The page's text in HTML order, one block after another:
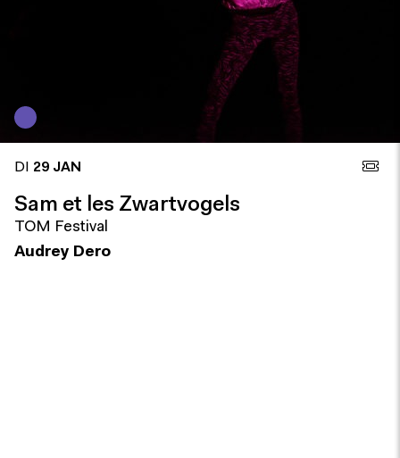
DI 29 JAN
Sam et les Zwartvogels
TOM Festival
Audrey Dero